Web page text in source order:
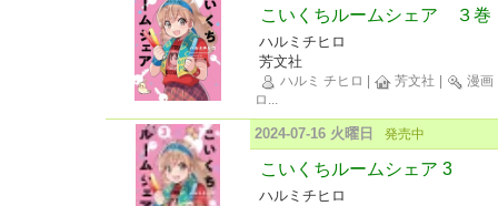
こいくちルームシェア ３巻
ハルミチヒロ
芳文社
ハルミ チヒロ 芳文社 漫画
ロ ...
2024-07-16 火曜日 発売中
こいくちルームシェア 3
ハルミチヒロ